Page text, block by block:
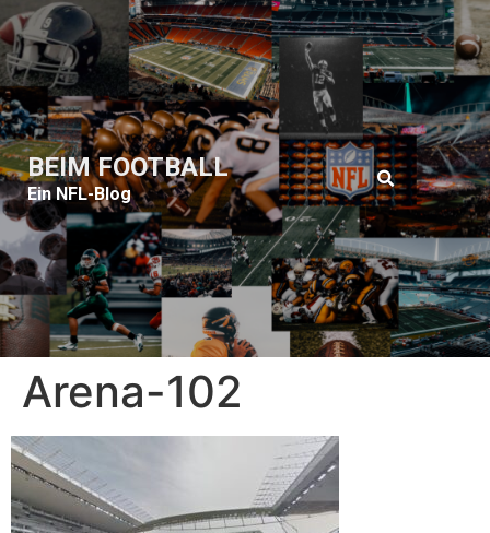
BEIM FOOTBALL
Ein NFL-Blog
Arena-102